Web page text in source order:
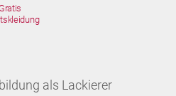
Gratis
als Lackierer